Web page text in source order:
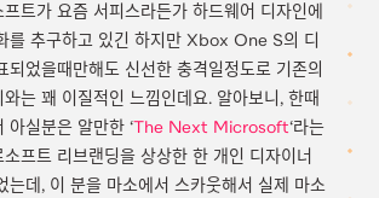
트가 요즘 서피스라든가 하드웨어 디자인에
를 추구하고 있긴 하지만 Xbox One S의 디
되었을때만해도 신선한 충격일정도로 기존의
는 꽤 이질적인 느낌인데요. 알아보니, 한때
아실분은 알만한 ‘The Next Microsoft‘라는
프트 리브랜딩을 상상한 한 개인 디자이너
는데, 이 분을 마소에서 스카웃해서 실제 마소